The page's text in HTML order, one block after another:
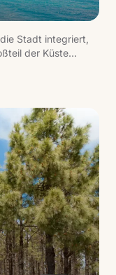
Stadt integriert,
der Küste